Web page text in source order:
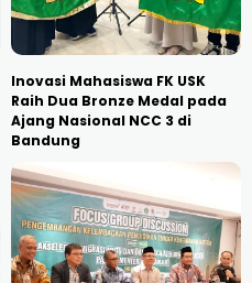
Inovasi Mahasiswa FK USK
Raih Dua Bronze Medal pada
Ajang Nasional NCC 3 di
Bandung